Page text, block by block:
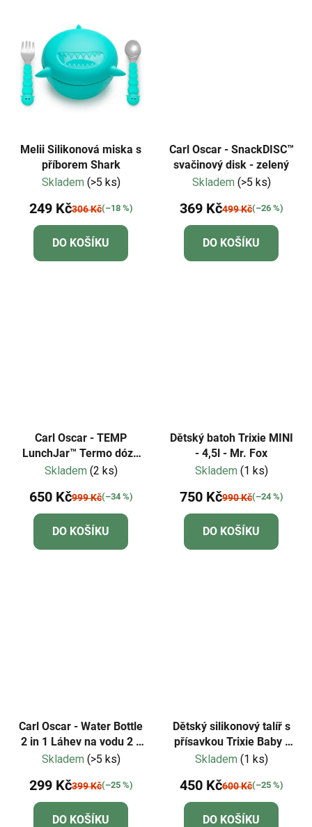
Melii Silikonová miska s
příborem Shark
Skladem (>5 ks)
249 Kč306 Kč(–18 %)
DO KOŠÍKU
Carl Oscar - SnackDISC™
svačinový disk - zelený
Skladem (>5 ks)
369 Kč499 Kč(–26 %)
DO KOŠÍKU
Carl Oscar - TEMP
LunchJar™ Termo dóza
na jídlo 0,5l - tyrkysová
Skladem (2 ks)
650 Kč999 Kč(–34 %)
DO KOŠÍKU
Dětský batoh Trixie MINI
- 4,5l - Mr. Fox
Skladem (1 ks)
750 Kč990 Kč(–24 %)
DO KOŠÍKU
Carl Oscar - Water Bottle
2 in 1 Láhev na vodu 2 v
1 - limetková
Skladem (>5 ks)
299 Kč399 Kč(–25 %)
DO KOŠÍKU
Dětský silikonový talíř s
přísavkou Trixie Baby -
Mr. Lion
Skladem (1 ks)
450 Kč600 Kč(–25 %)
DO KOŠÍKU